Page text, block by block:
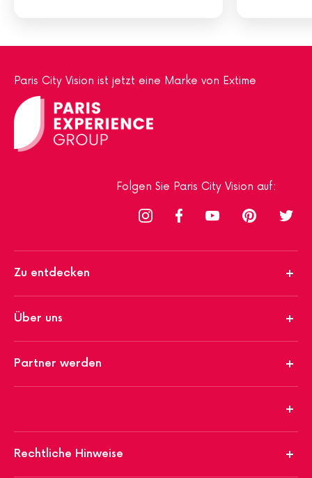
Paris City Vision ist jetzt eine Marke von Extime
Folgen Sie Paris City Vision auf:
Zu entdecken
Über uns
Partner werden
Rechtliche Hinweise